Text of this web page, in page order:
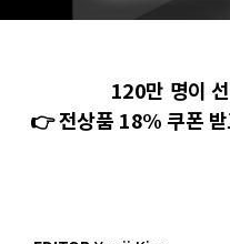
120만 명이
👉 전상품 18% 쿠폰